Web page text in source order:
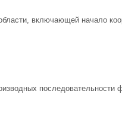
включающей начало
последовательности